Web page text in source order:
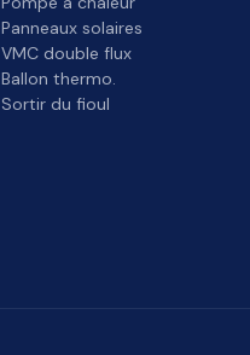
Panneaux solaires
VMC double flux
Ballon thermo.
Sortir du fioul